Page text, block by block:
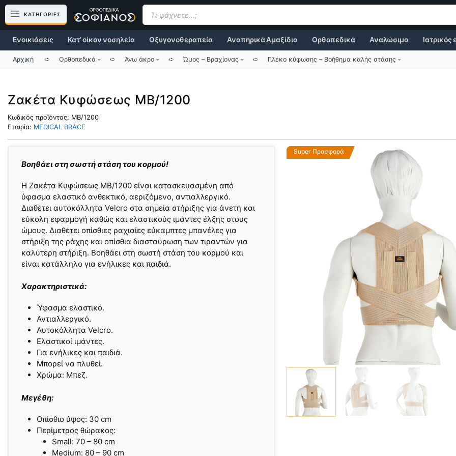
Μετάβαση
περιεχόμενο
ΚΑΤΗΓΟΡΙΕΣ
Products
search
Κατ’ οίκον νοσηλεία Οξυγονοθεραπεία Αναπηρικά Αμαξίδια
Ενοικιάσεις Ορθοπεδικά Αναλώσιμα Ιατρικός
Αρχική ➪ Ορθοπεδικά ➪ Άνω άκρο ➪ Ώμος – Βραχίονας ➪ Γιλέκο κύφωσης – Βοήθημα καλής στάσης
Ζακέτα Κυφώσεως MB/1200
Κωδικός προϊόντος: MB/1200
Εταιρία: MEDICAL BRACE
Βοηθάει στη σωστή στάση του κορμού!
Η Ζακέτα Κυφώσεως MB/1200 είναι κατασκευασμένη από
ύφασμα ελαστικό ανθεκτικό, αεριζόμενο, αντιαλλεργικό.
Διαθέτει αυτοκόλλητα Velcro στα σημεία στήριξης για άνετη και
εύκολη εφαρμογή καθώς και ελαστικούς ιμάντες έλξης στους
ώμους. Διαθέτει οπίσθιες ραχιαίες εύκαμπτες μπανέλες για
στήριξη της ράχης και οπίσθια διασταύρωση των τιραντών για
καλύτερη στήριξη. Βοηθάει στη σωστή στάση του κορμού και
είναι κατάλληλο για ενήλικες και παιδιά.
Χαρακτηριστικά:
Ύφασμα ελαστικό.
Αντιαλλεργικό.
Αυτοκόλλητα Velcro.
Ελαστικοί ιμάντες.
Για ενήλικες και παιδιά.
Μπορεί να πλυθεί.
Χρώμα: Μπεζ.
Μεγέθη:
Οπίσθιο ύψος: 30 cm
Περίμετρος θώρακος:
Small: 70 – 80 cm
Medium: 80 – 90 cm
Super Προσφορά